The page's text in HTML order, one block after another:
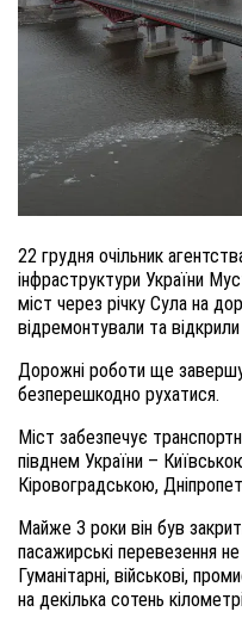
22 грудня очільник
інфраструктури України
міст через річку Сула на
відремонтували та
Дорожні роботи ще
безперешкодно рухатися.
Міст забезпечує
півднем України –
Кіровоградською,
Майже 3 роки він був
пасажирські перевезення
Гуманітарні, військові,
на декілька сотень